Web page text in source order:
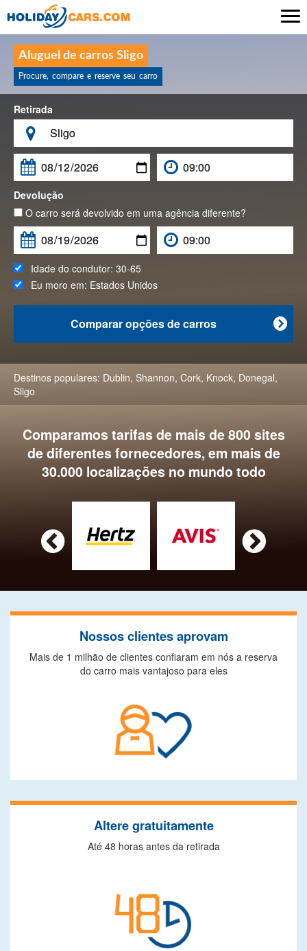
Aluguel de carros Sligo
Procure, compare e reserve seu carro
Retirada


Devolução
O carro será devolvido em uma agência diferente?
Idade do condutor: 30-65
Eu moro em: Estados Unidos

Comparar opções de carros
Destinos populares: Dublin, Shannon, Cork, Knock, Donegal,
Sligo
Comparamos tarifas de mais de 800 sites
de diferentes fornecedores, em mais de
30.000 localizações no mundo todo
 
Nossos clientes aprovam
Mais de 1 milhão de clientes confiaram em nós a reserva
do carro mais vantajoso para eles
Altere gratuitamente
Até 48 horas antes da retirada